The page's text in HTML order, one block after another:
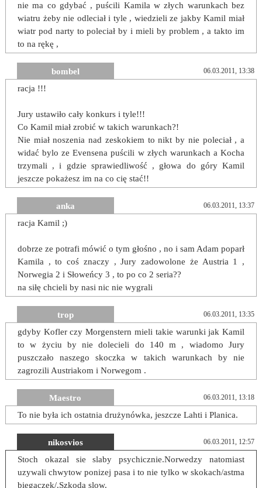
nie ma co gdybać , puścili Kamila w złych warunkach bez
wiatru żeby nie odleciał i tyle , wiedzieli ze jakby Kamil miał
wiatr pod narty to poleciał by i mieli by problem , a takto im
to na rękę ,
bombel 06.03.2011, 13:38
racja !!!
Jury ustawiło cały konkurs i tyle!!!
Co Kamil miał zrobić w takich warunkach?!
Nie miał noszenia nad zeskokiem to nikt by nie poleciał , a
widać bylo ze Evensena puścili w złych warunkach a Kocha
trzymali , i gdzie sprawiedliwość , głowa do góry Kamil
jeszcze pokażesz im na co cię stać!!
anka 06.03.2011, 13:37
racja Kamil ;)
dobrze ze potrafi mówić o tym głośno , no i sam Adam poparł
Kamila , to coś znaczy , Jury zadowolone że Austria 1 ,
Norwegia 2 i Słoweńcy 3 , to po co 2 seria??
na siłę chcieli by nasi nic nie wygrali
trop 06.03.2011, 13:35
gdyby Kofler czy Morgenstern mieli takie warunki jak Kamil
to w życiu by nie dolecieli do 140 m , wiadomo Jury
puszczało naszego skoczka w takich warunkach by nie
zagrozili Austriakom i Norwegom .
Maestro 06.03.2011, 13:18
To nie była ich ostatnia drużynówka, jeszcze Lahti i Planica.
nikosvios 06.03.2011, 12:57
Stoch okazal sie slaby psychicznie.Norwedzy natomiast
uzywali chwytow ponizej pasa i to nie tylko w skokach/astma
biegaczek/.Szkoda slow.